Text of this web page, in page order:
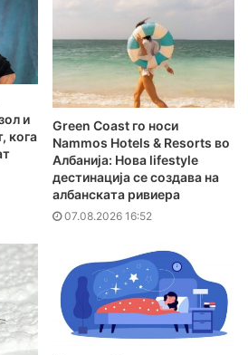
и
кога
Green Coast го носи
Nammos Hotels & Resorts во
Албанија: Нова lifestyle
дестинација се создава на
албанската ривиера
07.08.2026 16:52